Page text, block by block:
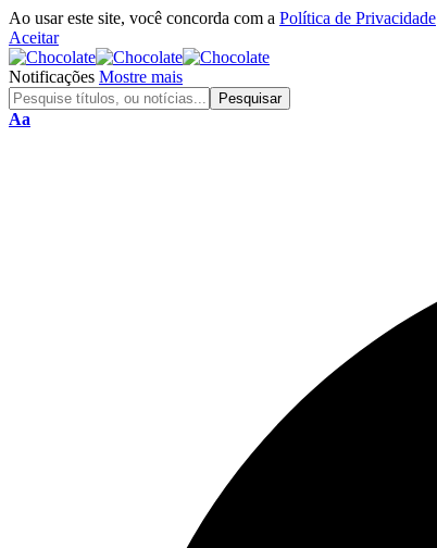
Ao usar este site, você concorda com a Política de Privacidade
Aceitar
Notificações Mostre mais
Aa